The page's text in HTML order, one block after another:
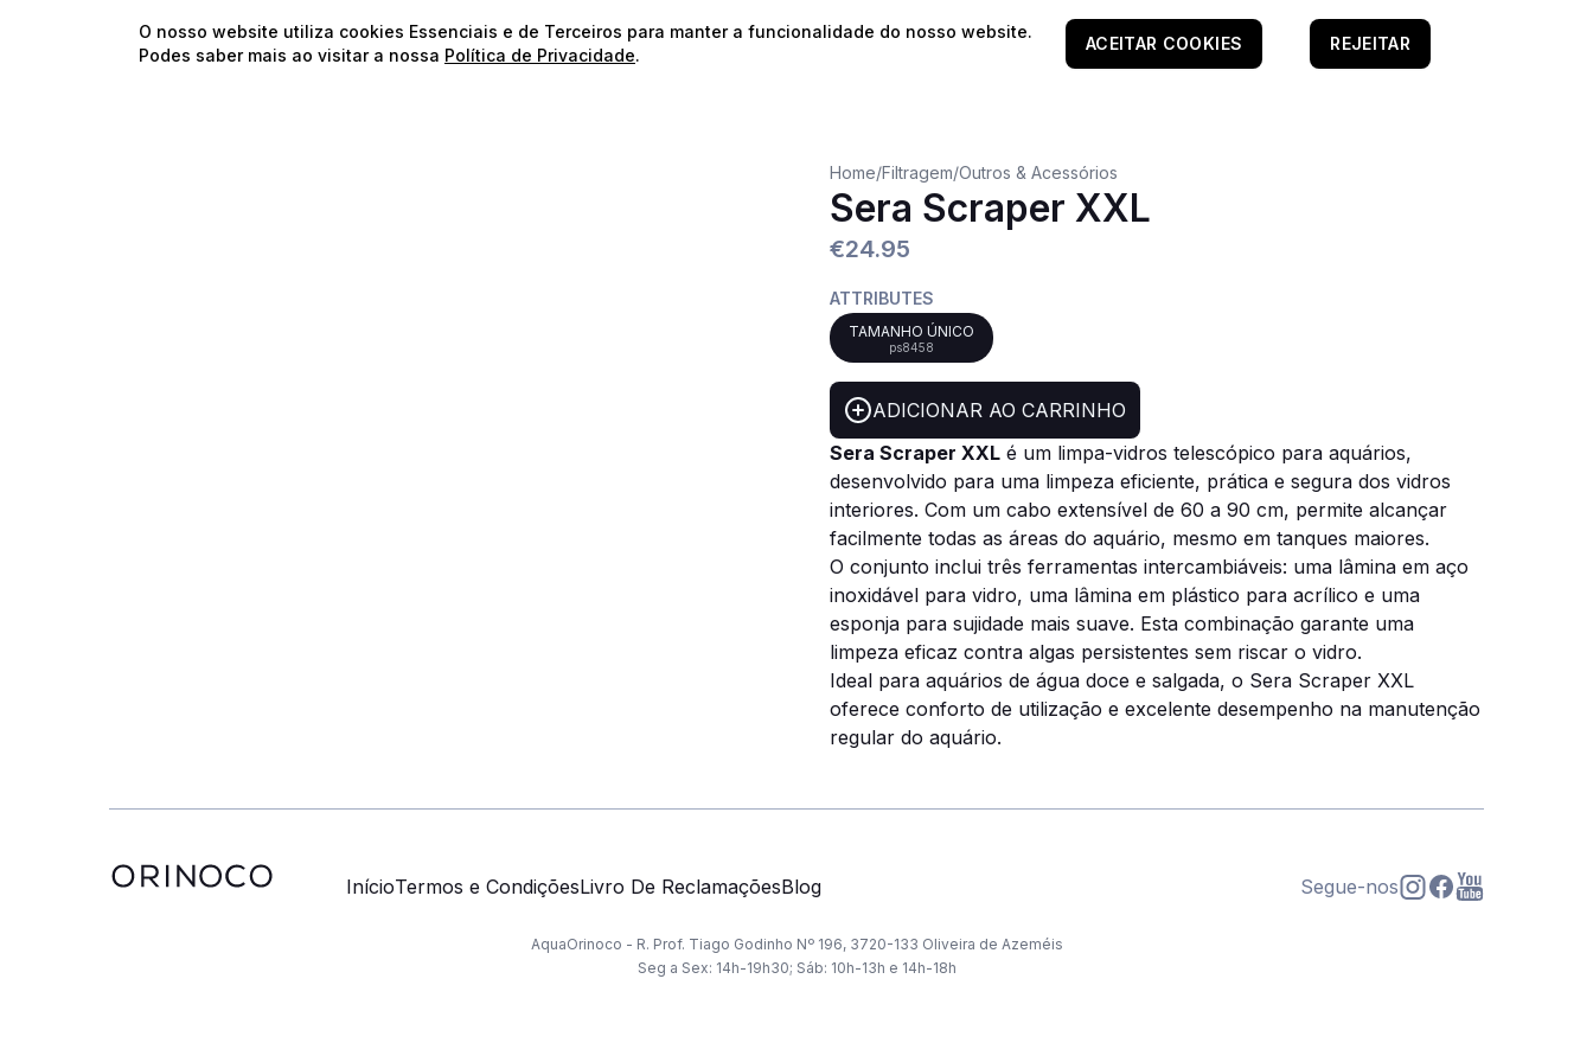
⭐️Envios Gratuitos para encomendas acima de 60€!*⭐️
Home/Filtragem/Outros & Acessórios
Sera Scraper XXL
€24.95
ATTRIBUTES
TAMANHO ÚNICO
ps8458
ADICIONAR AO CARRINHO
Sera Scraper XXL é um limpa-vidros telescópico para aquários,
desenvolvido para uma limpeza eficiente, prática e segura dos vidros
interiores. Com um cabo extensível de 60 a 90 cm, permite alcançar
facilmente todas as áreas do aquário, mesmo em tanques maiores.
O conjunto inclui três ferramentas intercambiáveis: uma lâmina em aço
inoxidável para vidro, uma lâmina em plástico para acrílico e uma
esponja para sujidade mais suave. Esta combinação garante uma
limpeza eficaz contra algas persistentes sem riscar o vidro.
Ideal para aquários de água doce e salgada, o Sera Scraper XXL
oferece conforto de utilização e excelente desempenho na manutenção
regular do aquário.
InícioTermos e CondiçõesLivro De ReclamaçõesBlog Segue-nos
AquaOrinoco - R. Prof. Tiago Godinho Nº 196, 3720-133 Oliveira de Azeméis
Seg a Sex: 14h-19h30; Sáb: 10h-13h e 14h-18h
O nosso website utiliza cookies Essenciais e de Terceiros para manter a funcionalidade do nosso website.
Podes saber mais ao visitar a nossa Política de Privacidade.
ACEITAR COOKIES REJEITAR